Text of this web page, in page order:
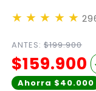
★ ★ ★ ★ ★
ANTES: $199.900
$159.900
Ahorra $40.000